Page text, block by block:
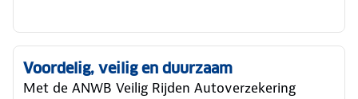
Voordelig, veilig en duurzaam
Met de ANWB Veilig Rijden Autoverzekering